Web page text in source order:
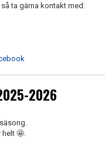
ta gärna kontakt med:
2026
helt 🤩.